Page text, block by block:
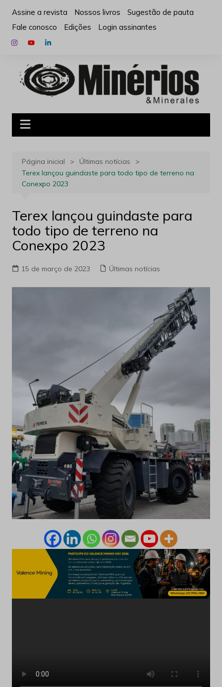
para
conteúdo
Assine a revista Nossos livros
Sugestão de pauta
Fale conosco
Edições Login assinantes
Página inicial
Últimas notícias
Terex lançou guindaste para todo tipo de terreno na
Conexpo 2023
Terex lançou guindaste para
todo tipo de terreno na
Conexpo 2023
15 de março de 2023 Últimas notícias